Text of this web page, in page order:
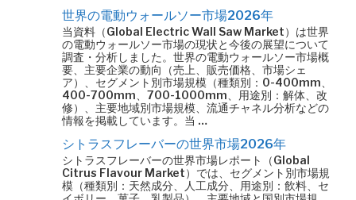
世界の電動ウォールソー市場2026年
当資料（Global Electric Wall Saw Market）は世界
の電動ウォールソー市場の現状と今後の展望について
調査・分析しました。世界の電動ウォールソー市場概
要、主要企業の動向（売上、販売価格、市場シェ
ア）、セグメント別市場規模（種類別：0-400mm、
400-700mm、700-1000mm、用途別：解体、改
修）、主要地域別市場規模、流通チャネル分析などの
情報を掲載しています。当 …
シトラスフレーバーの世界市場2026年
シトラスフレーバーの世界市場レポート（Global
Citrus Flavour Market）では、セグメント別市場規
模（種類別：天然成分、人工成分、用途別：飲料、セ